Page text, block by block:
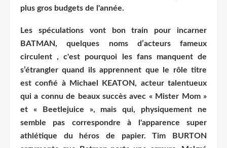
plus gros budgets de l'année.
Les spéculations vont bon train pour incarner
BATMAN, quelques noms d’acteurs fameux
circulent , c'est pourquoi les fans manquent de
s’étrangler quand ils apprennent que le rôle titre
est confié à Michael KEATON, acteur talentueux
qui a connu de beaux succès avec « Mister Mom »
et « Beetlejuice », mais qui, physiquement ne
semble pas correspondre à l'apparence super
athlétique du héros de papier. Tim BURTON